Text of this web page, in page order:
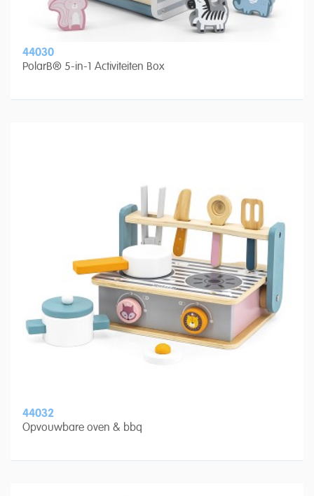
44030
PolarB® 5-in-1 Activiteiten Box
44032
Opvouwbare oven & bbq